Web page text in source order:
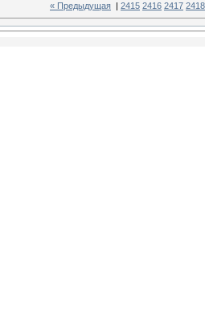
« Предыдущая 2415 2416 2417 2418